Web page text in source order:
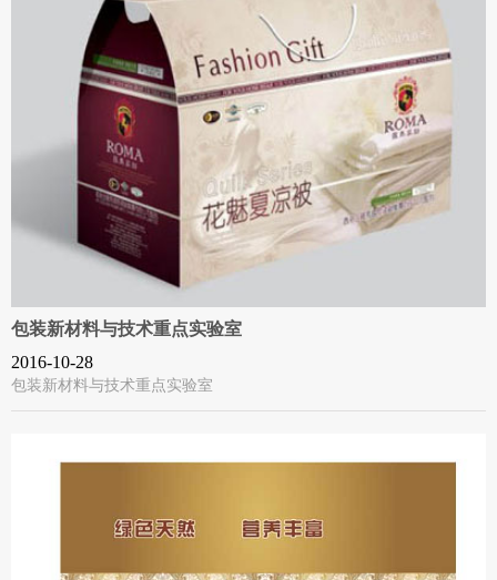
包装新材料与技术重点实验室
2016-10-28
包装新材料与技术重点实验室